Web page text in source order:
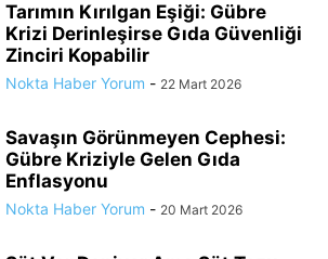
Tarımın Kırılgan Eşiği: Gübre
Krizi Derinleşirse Gıda Güvenliği
Zinciri Kopabilir
Nokta Haber Yorum - 22 Mart 2026
Savaşın Görünmeyen Cephesi:
Gübre Kriziyle Gelen Gıda
Enflasyonu
Nokta Haber Yorum - 20 Mart 2026